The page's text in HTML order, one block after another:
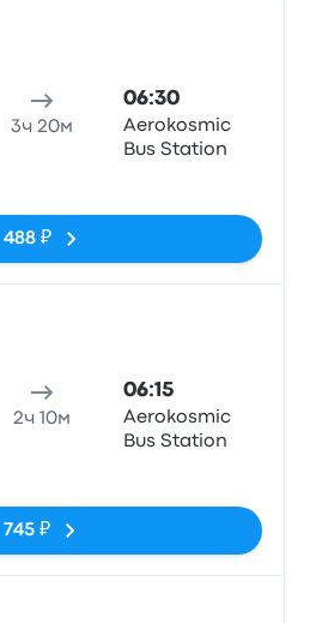
3ч 20м
06:30
Aerokosmic
Bus Station
488 ₽
2ч 10м
06:15
Aerokosmic
Bus Station
745 ₽